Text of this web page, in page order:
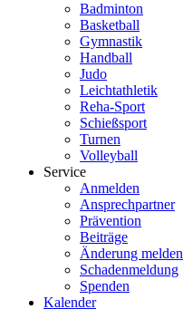
Badminton
Basketball
Gymnastik
Handball
Judo
Leichtathletik
Reha-Sport
Schießsport
Turnen
Volleyball
Service
Anmelden
Ansprechpartner
Prävention
Beiträge
Änderung melden
Schadenmeldung
Spenden
Kalender